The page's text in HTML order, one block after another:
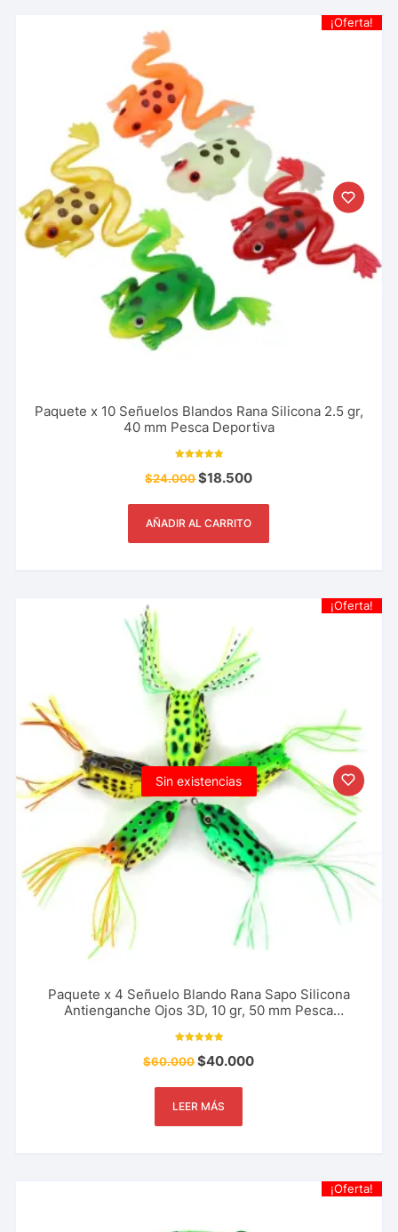
¡Oferta!
Paquete x 10 Señuelos Blandos Rana Silicona 2.5 gr,
40 mm Pesca Deportiva
5.00
de 5
$24.000$18.500
AÑADIR AL CARRITO
Sin existencias
¡Oferta!
Paquete x 4 Señuelo Blando Rana Sapo Silicona
Antienganche Ojos 3D, 10 gr, 50 mm Pesca
5.00
de 5
$60.000$40.000
LEER MÁS
¡Oferta!